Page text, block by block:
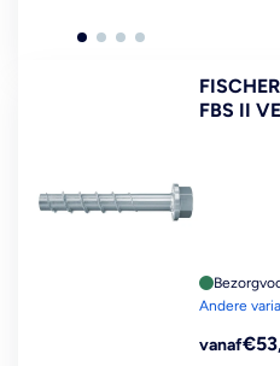
FBS II
Andere
Reguliere
vanaf